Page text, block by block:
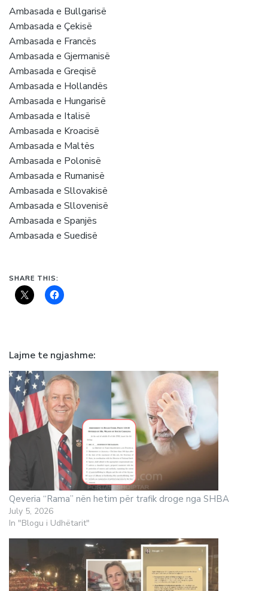
Ambasada e Bullgarisë
Ambasada e Çekisë
Ambasada e Francës
Ambasada e Gjermanisë
Ambasada e Greqisë
Ambasada e Hollandës
Ambasada e Hungarisë
Ambasada e Italisë
Ambasada e Kroacisë
Ambasada e Maltës
Ambasada e Polonisë
Ambasada e Rumanisë
Ambasada e Sllovakisë
Ambasada e Sllovenisë
Ambasada e Spanjës
Ambasada e Suedisë
SHARE THIS:
Lajme te ngjashme
Qeveria “Rama” nën hetim për trafik droge nga SHBA
July 5, 2026
In "Blogu i Udhëtarit"